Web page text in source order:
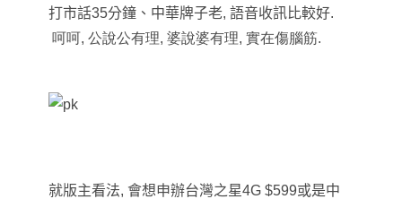
打市話35分鐘、中華牌子老, 語音收訊比較好.
呵呵, 公說公有理, 婆說婆有理, 實在傷腦筋.
就版主看法, 會想申辦台灣之星4G $599或是中